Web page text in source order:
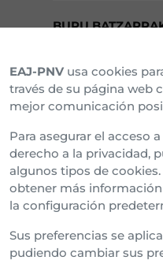
BURU
Araba Buru Batzar
Bizkai Buru Batzar
Gipuzko Buru Batzar
Ipar Buru Batzar
Napar Buru Batzar
EAJ-PNV usa cookies
través de su página web
mejor comunicación
Para asegurar el acceso
derecho a la privacidad,
algunos tipos de
obtener más
la configuración
Sus preferencias se
pudiendo cambiar sus